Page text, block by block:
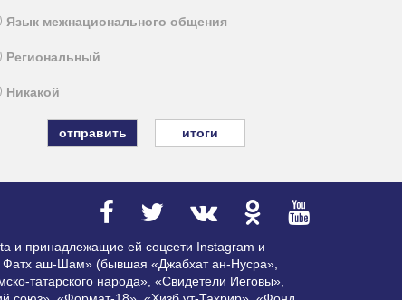
Язык межнационального общения
Региональный
Никакой
итоги
и принадлежащие ей соцсети Instagram и
Фатх аш-Шам» (бывшая «Джабхат ан-Нусра»,
татарского народа», «Свидетели Иеговы»,